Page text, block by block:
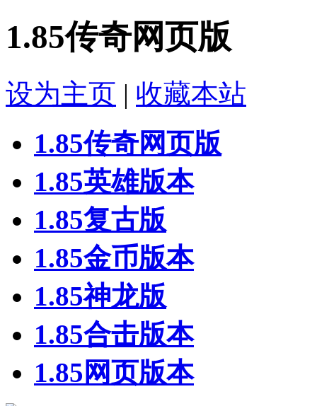
1.85传奇网页版
设为主页 | 收藏本站
1.85传奇网页版
1.85英雄版本
1.85复古版
1.85金币版本
1.85神龙版
1.85合击版本
1.85网页版本